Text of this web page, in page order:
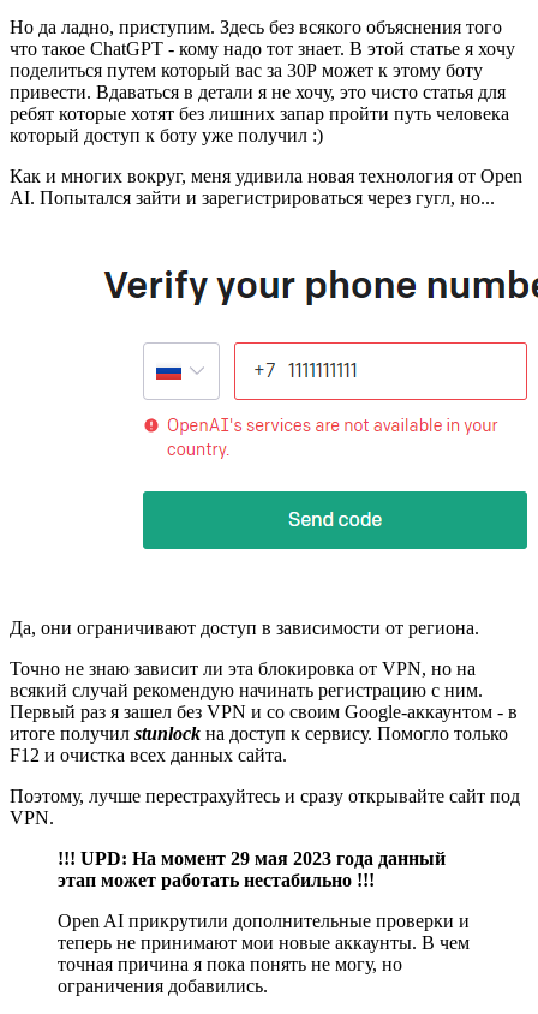
Но да ладно, приступим. Здесь без всякого объяснения того
что такое ChatGPT - кому надо тот знает. В этой статье я хочу
поделиться путем который вас за 30Р может к этому боту
привести. Вдаваться в детали я не хочу, это чисто статья для
ребят которые хотят без лишних запар пройти путь человека
который доступ к боту уже получил :)
Как и многих вокруг, меня удивила новая технология от Open
AI. Попытался зайти и зарегистрироваться через гугл, но...
Да, они ограничивают доступ в зависимости от региона.
Точно не знаю зависит ли эта блокировка от VPN, но на
всякий случай рекомендую начинать регистрацию с ним.
Первый раз я зашел без VPN и со своим Google-аккаунтом - в
итоге получил stunlock на доступ к сервису. Помогло только
F12 и очистка всех данных сайта.
Поэтому, лучше перестрахуйтесь и сразу открывайте сайт под
VPN.
!!! UPD: На момент 29 мая 2023 года данный
этап может работать нестабильно !!!
Open AI прикрутили дополнительные проверки и
теперь не принимают мои новые аккаунты. В чем
точная причина я пока понять не могу, но
ограничения добавились.